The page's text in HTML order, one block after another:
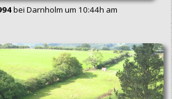
bei Darnholm um 10:44h am